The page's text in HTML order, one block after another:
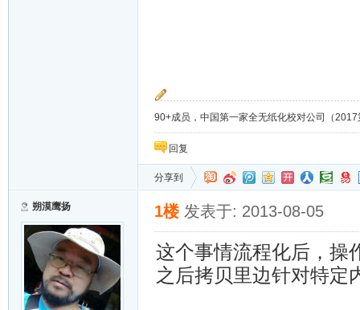
90+成员，中国第一家全无纸化校对公司（
回复
分享到
朔漠鹰扬 1楼 发表于: 2013-08-05
这个事情流程化后，操
之后拷贝里边针对特定